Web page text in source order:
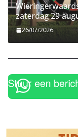
zaterdag 29
26/07/2026
Stuur een